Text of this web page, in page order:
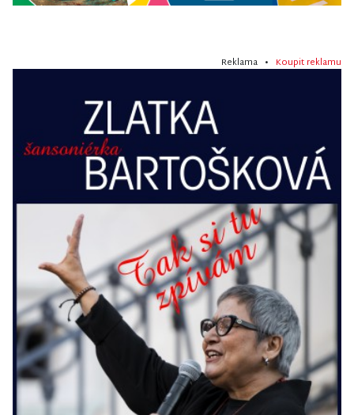
Reklama • Koupit reklamu